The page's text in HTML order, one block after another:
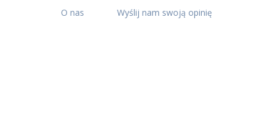
O nas
Wyślij nam swoją opinię